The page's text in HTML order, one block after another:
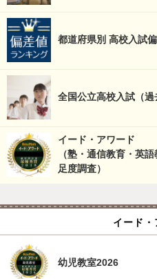
都道府県別 高校入試
全国公立高校入試（過
イード・アワード
（塾・通信教育・英
足度調査）
イード・
幼児教室2026